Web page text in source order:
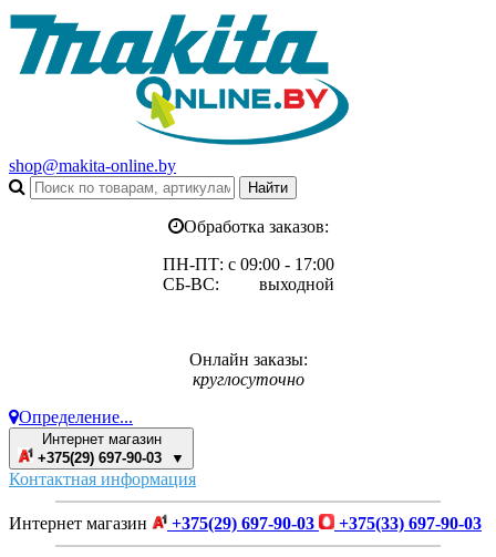
shop@makita-online.by
Обработка заказов:
ПН-ПТ: с 09:00 - 17:00
СБ-ВС: выходной
Онлайн заказы:
круглосуточно
Определение...
Интернет магазин
+375(29) 697-90-03 ▼
Контактная информация
Интернет магазин +375(29) 697-90-03 +375(33) 697-90-03